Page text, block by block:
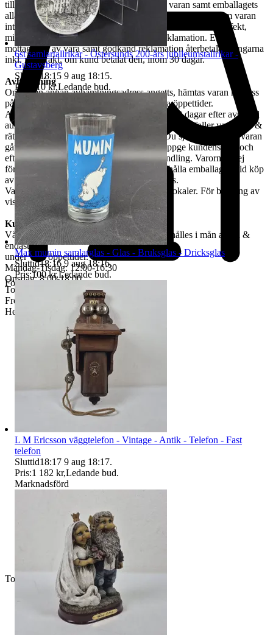
till tradera@jabab.se samt bifoga bilder på varan samt emballagets
alla sidor och packmateriel. Notera att det är skillnad på om varan
inte lever upp till kundens förväntningar eller om den är defekt,
mindre defekter är inte ett giltigt skäl till reklamation. Efter
mottagande av vara samt godkänd reklamation återbetalas pengarna
inkl. returfrakt, om kund betalat den, inom 30 dagar.
Avhämtning
Om ingen annan avhämtningsadress angetts, hämtas varan hos oss
på Tjalmargatan 4B i Östersund under våra öppettider.
Avhämtning av vunna varor skall ske inom 10 dagar efter avslutad
auktion. Om varan ej hämtas inom angiven tid tillfaller varan oss &
rätten till återbetalning är förbrukad. Kan Du själv inte hämta varan
går det skicka ett ombud. Ombudet skall uppge kundens för- och
efternamn, varubeskrivning & egen ID-handling. Varorna är ej
förpackade & kunden måste själv tillhandahålla emballage. Vid köp
av skrymmande gods, måste bärhjälp medtas.
Varorna finns att titta på vid begäran i våra lokaler. För bokning av
visning kontakta oss, se nedan.
Kundservice & Öppettider
Vår kundservice bedrivs via e-post. Svar erhålles i mån av tid &
endast
under våra öppettider.
Måndag-Tisdag: 12:00-16:30
Onsdag: 8:00-18:00
Torsdag: 12:00-16:30
Fredag: 10:00-15:00
Helgdagar & röda dagar STÄNGT
Företag
Toppsäljare
6st samlartallrikar - Östersunds 200-års jubileumstallrikar -
Gustavsberg
Sluttid 18:15 9 aug 18:15.
Pris:
110 kr,Ledande bud.
Max mumin samlarglas - Glas - Bruksglas - Dricksglas
Sluttid18:16 9 aug 18:16.
Pris:100 kr,Ledande bud.
L M Ericsson väggtelefon - Vintage - Antik - Telefon - Fast
telefon
Sluttid18:17 9 aug 18:17.
Pris:1 182 kr,Ledande bud.
Marknadsförd